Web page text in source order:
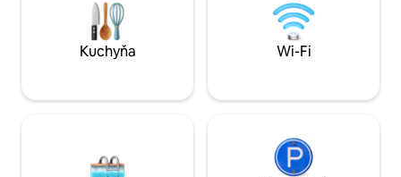
Daniel sú vám k dispozícii, aby
zorganizovali svoju dovolenku a pomohli
vám s pobytom. Nepochybujte o tom, že
nám napíšete! Je ťažké nájsť takúto
kanárskom stavebnom dome s
kde môžete počuť spev vtákov. Prístup a
rezervácii.
Kuchyňa Wi-Fi